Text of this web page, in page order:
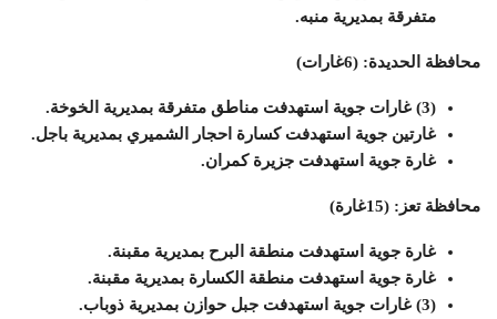
متفرقة بمديرية منبه.
محافظة الحديدة: (6غارات)
(3) غارات جوية استهدفت مناطق متفرقة بمديرية الخوخة.
غارتين جوية استهدفت كسارة احجار الشميري بمديرية باجل.
غارة جوية استهدفت جزيرة كمران.
محافظة تعز: (15غارة)
غارة جوية استهدفت منطقة البرح بمديرية مقبنة.
غارة جوية استهدفت منطقة الكسارة بمديرية مقبنة.
(3) غارات جوية استهدفت جبل حوازن بمديرية ذوباب.